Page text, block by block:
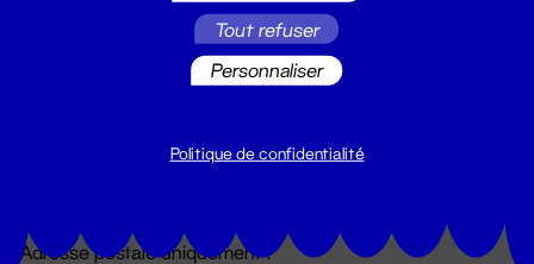
Du lundi au vendredi 14h → 18h
Adresse postale uniquement :
Tout refuser
Personnaliser
Politique de confidentialité